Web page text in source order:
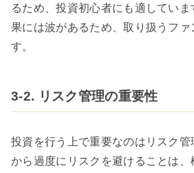
るため、投資初心者にも適してい
果には波があるため、取り扱うフ
す。
3-2. リスク管理の重要性
投資を行う上で重要なのはリスク
から過度にリスクを避けることは、